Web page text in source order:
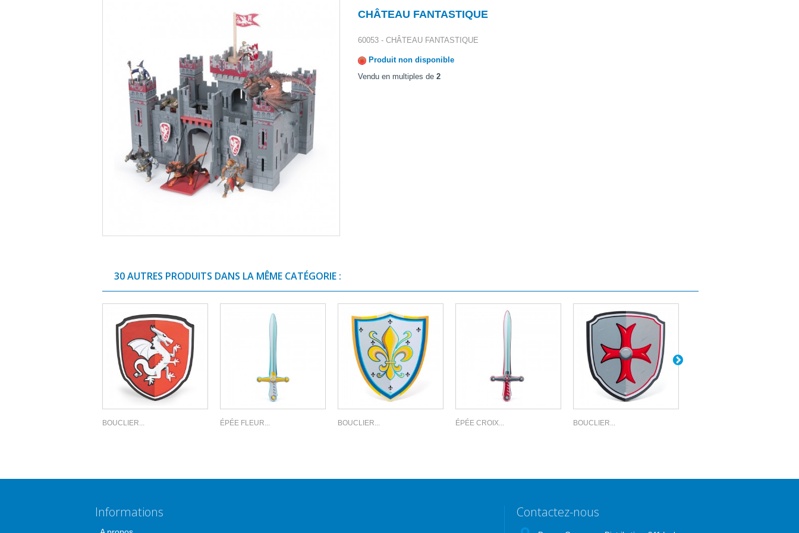
CHÂTEAU FANTASTIQUE
60053 - CHÂTEAU FANTASTIQUE
Produit non disponible
Vendu en multiples de2
30 AUTRES PRODUITS DANS LA MÊME CATÉGORIE :
BOUCLIER... ÉPÉE FLEUR... BOUCLIER... ÉPÉE CROIX... BOUCLIER...
Informations Contactez-nous